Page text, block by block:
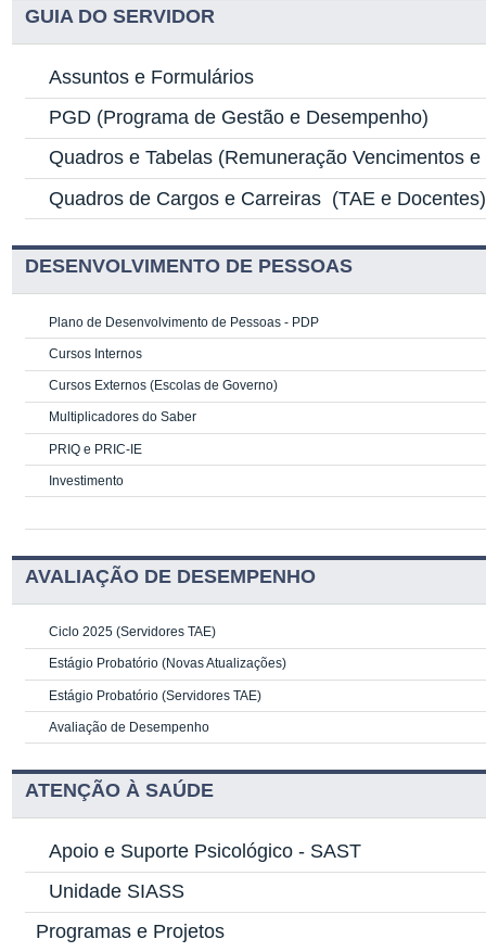
GUIA DO SERVIDOR
Assuntos e Formulários
PGD (Programa de Gestão e Desempenho)
Quadros e Tabelas (Remuneração Vencimentos
Quadros de Cargos e Carreiras (TAE e Docentes)
DESENVOLVIMENTO DE PESSOAS
Plano de Desenvolvimento de Pessoas - PDP
Cursos Internos
Cursos Externos (Escolas de Governo)
Multiplicadores do Saber
PRIQ e PRIC-IE
Investimento
AVALIAÇÃO DE DESEMPENHO
Ciclo 2025 (Servidores TAE)
Estágio Probatório (Novas Atualizações)
Estágio Probatório (Servidores TAE)
Avaliação de Desempenho
ATENÇÃO À SAÚDE
Apoio e Suporte Psicológico - SAST
Unidade SIASS
Programas e Projetos